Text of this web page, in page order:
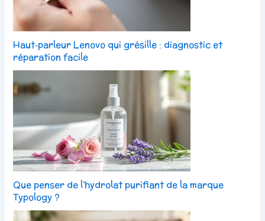
Haut‑parleur Lenovo qui grésille : diagnostic et
réparation facile
Que penser de l’hydrolat purifiant de la marque
Typology ?